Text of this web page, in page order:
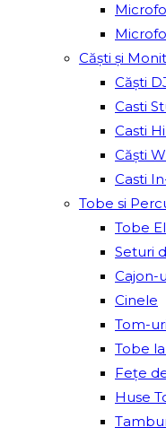
Căști și
Căști
Casti
Casti
Căști
Casti
Tobe si
Tobe
Seturi
Cajon-
Cinele
Tom-uri
Tobe
Fețe
Huse